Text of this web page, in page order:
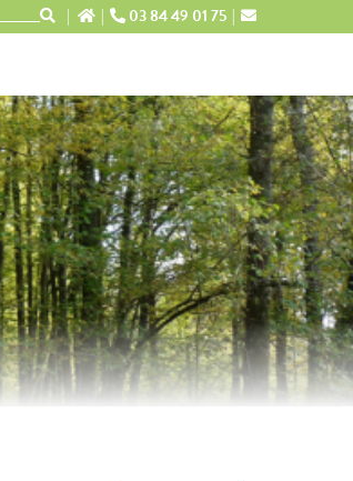
03 84 49 01 75